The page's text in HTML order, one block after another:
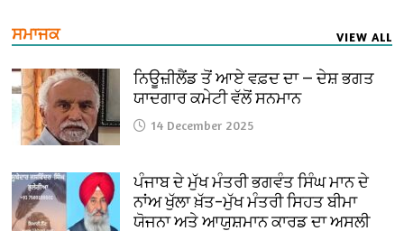
ਸਮਾਜਕ VIEW ALL
ਨਿਊਜ਼ੀਲੈਂਡ ਤੋਂ ਆਏ ਵਫ਼ਦ ਦਾ — ਦੇਸ਼ ਭਗਤ
ਯਾਦਗਾਰ ਕਮੇਟੀ ਵੱਲੋਂ ਸਨਮਾਨ
14 December 2025
ਪੰਜਾਬ ਦੇ ਮੁੱਖ ਮੰਤਰੀ ਭਗਵੰਤ ਸਿੰਘ ਮਾਨ ਦੇ
ਨਾਂਅ ਖੁੱਲਾ ਖ਼ੱਤ–ਮੁੱਖ ਮੰਤਰੀ ਸਿਹਤ ਬੀਮਾ
ਯੋਜਨਾ ਅਤੇ ਆਯੁਸ਼ਮਾਨ ਕਾਰਡ ਦਾ ਅਸਲੀ